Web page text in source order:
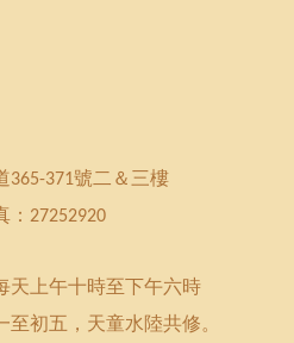
365-371號二＆三樓
： 27252920
天上午十時至下午六時
初五，天童水陸共修。